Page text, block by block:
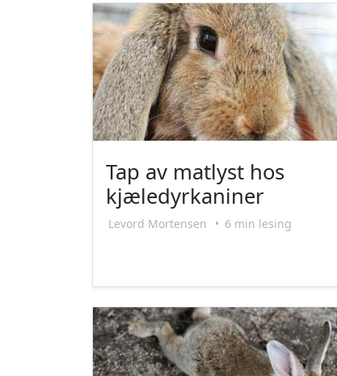
Tap av matlyst hos
kjæledyrkaniner
Levord Mortensen • 6 min lesing